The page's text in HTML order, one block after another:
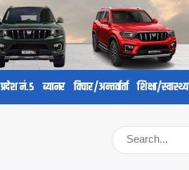
प्रदेश नं.५ ब्यानर विचार/अन्तर्वार्ता शिक्षा/स्वास्थ्य